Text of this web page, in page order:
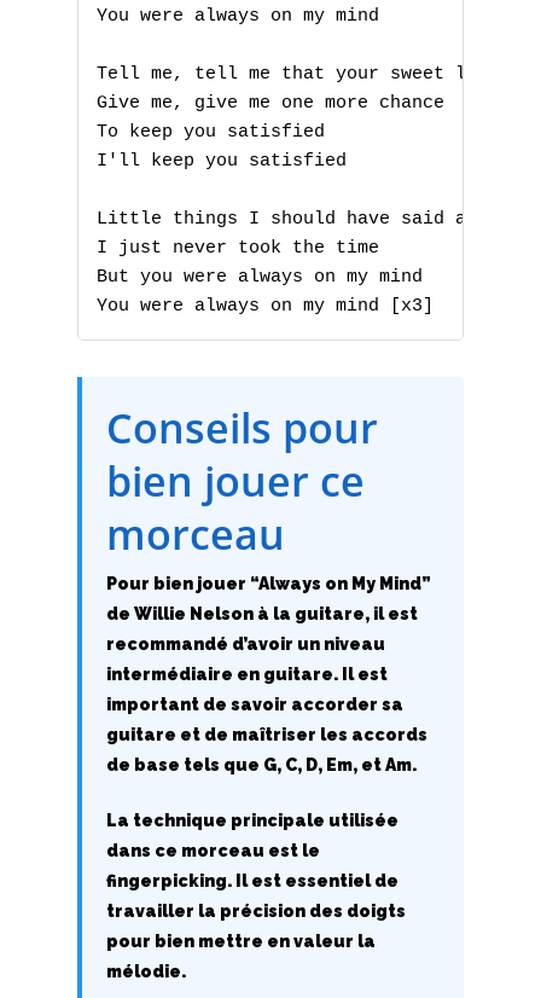
You were always on my mind
Tell me, tell me that your sweet love
Give me, give me one more chance
To keep you satisfied
I'll keep you satisfied
Little things I should have said and done
I just never took the time
But you were always on my mind
You were always on my mind [x3]
Conseils pour
bien jouer ce
morceau
Pour bien jouer “Always on My Mind”
de Willie Nelson à la guitare, il est
recommandé d’avoir un niveau
intermédiaire en guitare. Il est
important de savoir accorder sa
guitare et de maîtriser les accords
de base tels que G, C, D, Em, et Am.
La technique principale utilisée
dans ce morceau est le
fingerpicking. Il est essentiel de
travailler la précision des doigts
pour bien mettre en valeur la
mélodie.
A
B
C
E
F
G
I
L
M
N
O
P
Q
R